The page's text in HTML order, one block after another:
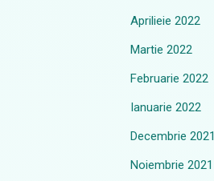
Aprilieie 2022
Martie 2022
Februarie 2022
Ianuarie 2022
Decembrie 2021
Noiembrie 2021